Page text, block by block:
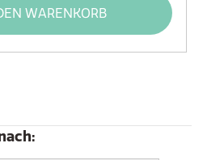
WARENKORB